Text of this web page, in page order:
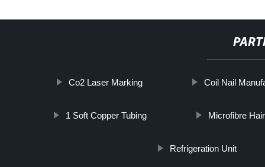
Co2 Laser Marking Coil Nail
1 Soft Copper Tubing Microfibre
Refrigeration Unit